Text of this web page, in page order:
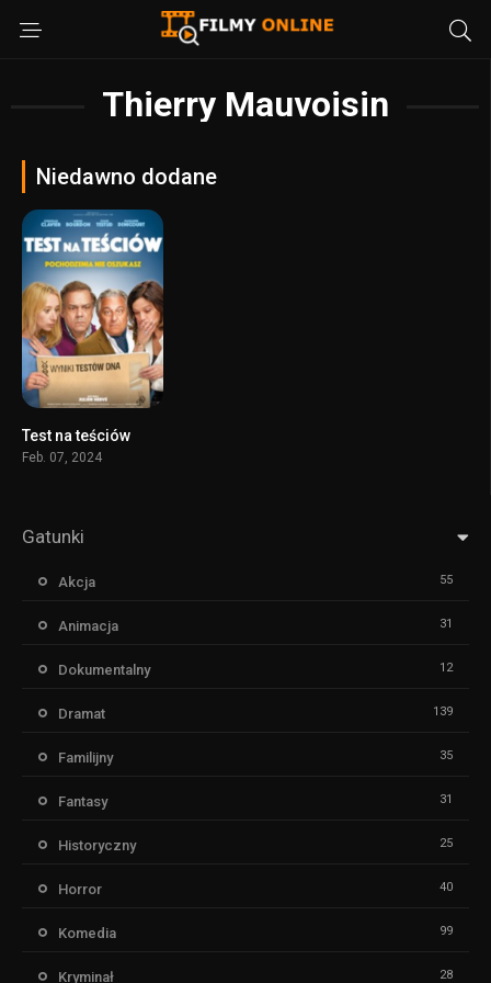
Thierry Mauvoisin
Niedawno dodane
Test na teściów
Feb. 07, 2024
Gatunki
Akcja 55
Animacja 31
Dokumentalny 12
Dramat 139
Familijny 35
Fantasy 31
Historyczny 25
Horror 40
Komedia 99
Kryminał 28